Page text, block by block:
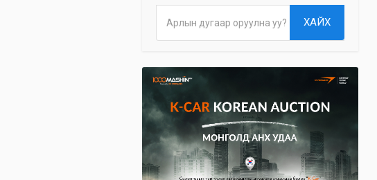
Арлын дугаар оруулна уу? ХАЙХ